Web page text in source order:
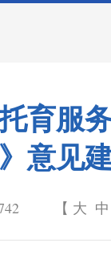
育服
意见
【 大 中